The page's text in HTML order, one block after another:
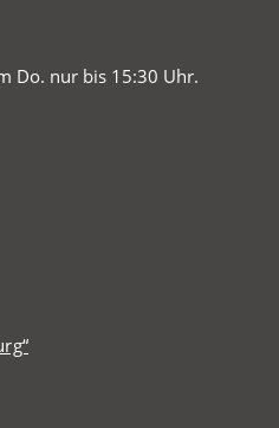
Do. nur bis 15:30 Uhr.